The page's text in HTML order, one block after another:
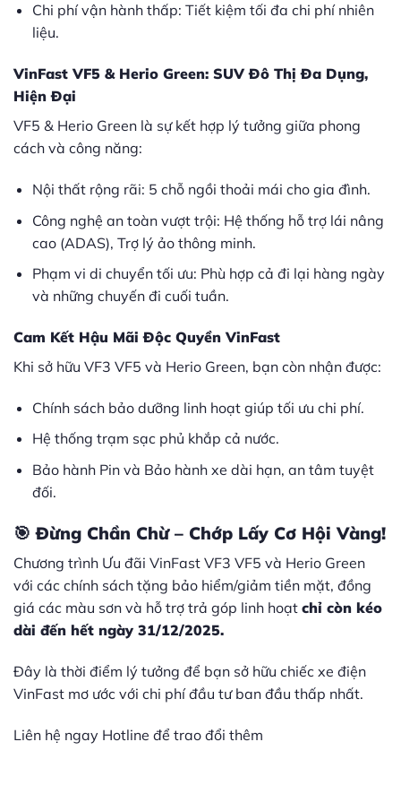
Chi phí vận hành thấp: Tiết kiệm tối đa chi phí nhiên
liệu.
VinFast VF5 & Herio Green: SUV Đô Thị Đa Dụng,
Hiện Đại
VF5 & Herio Green là sự kết hợp lý tưởng giữa phong
cách và công năng:
Nội thất rộng rãi: 5 chỗ ngồi thoải mái cho gia đình.
Công nghệ an toàn vượt trội: Hệ thống hỗ trợ lái nâng
cao (ADAS), Trợ lý ảo thông minh.
Phạm vi di chuyển tối ưu: Phù hợp cả đi lại hàng ngày
và những chuyến đi cuối tuần.
Cam Kết Hậu Mãi Độc Quyền VinFast
Khi sở hữu VF3 VF5 và Herio Green, bạn còn nhận được:
Chính sách bảo dưỡng linh hoạt giúp tối ưu chi phí.
Hệ thống trạm sạc phủ khắp cả nước.
Bảo hành Pin và Bảo hành xe dài hạn, an tâm tuyệt
đối.
🎯 Đừng Chần Chừ – Chớp Lấy Cơ Hội Vàng!
Chương trình Ưu đãi VinFast VF3 VF5 và Herio Green
với các chính sách tặng bảo hiểm/giảm tiền mặt, đồng
giá các màu sơn và hỗ trợ trả góp linh hoạt chỉ còn kéo
dài đến hết ngày 31/12/2025.
Đây là thời điểm lý tưởng để bạn sở hữu chiếc xe điện
VinFast mơ ước với chi phí đầu tư ban đầu thấp nhất.
Liên hệ ngay Hotline để trao đổi thêm